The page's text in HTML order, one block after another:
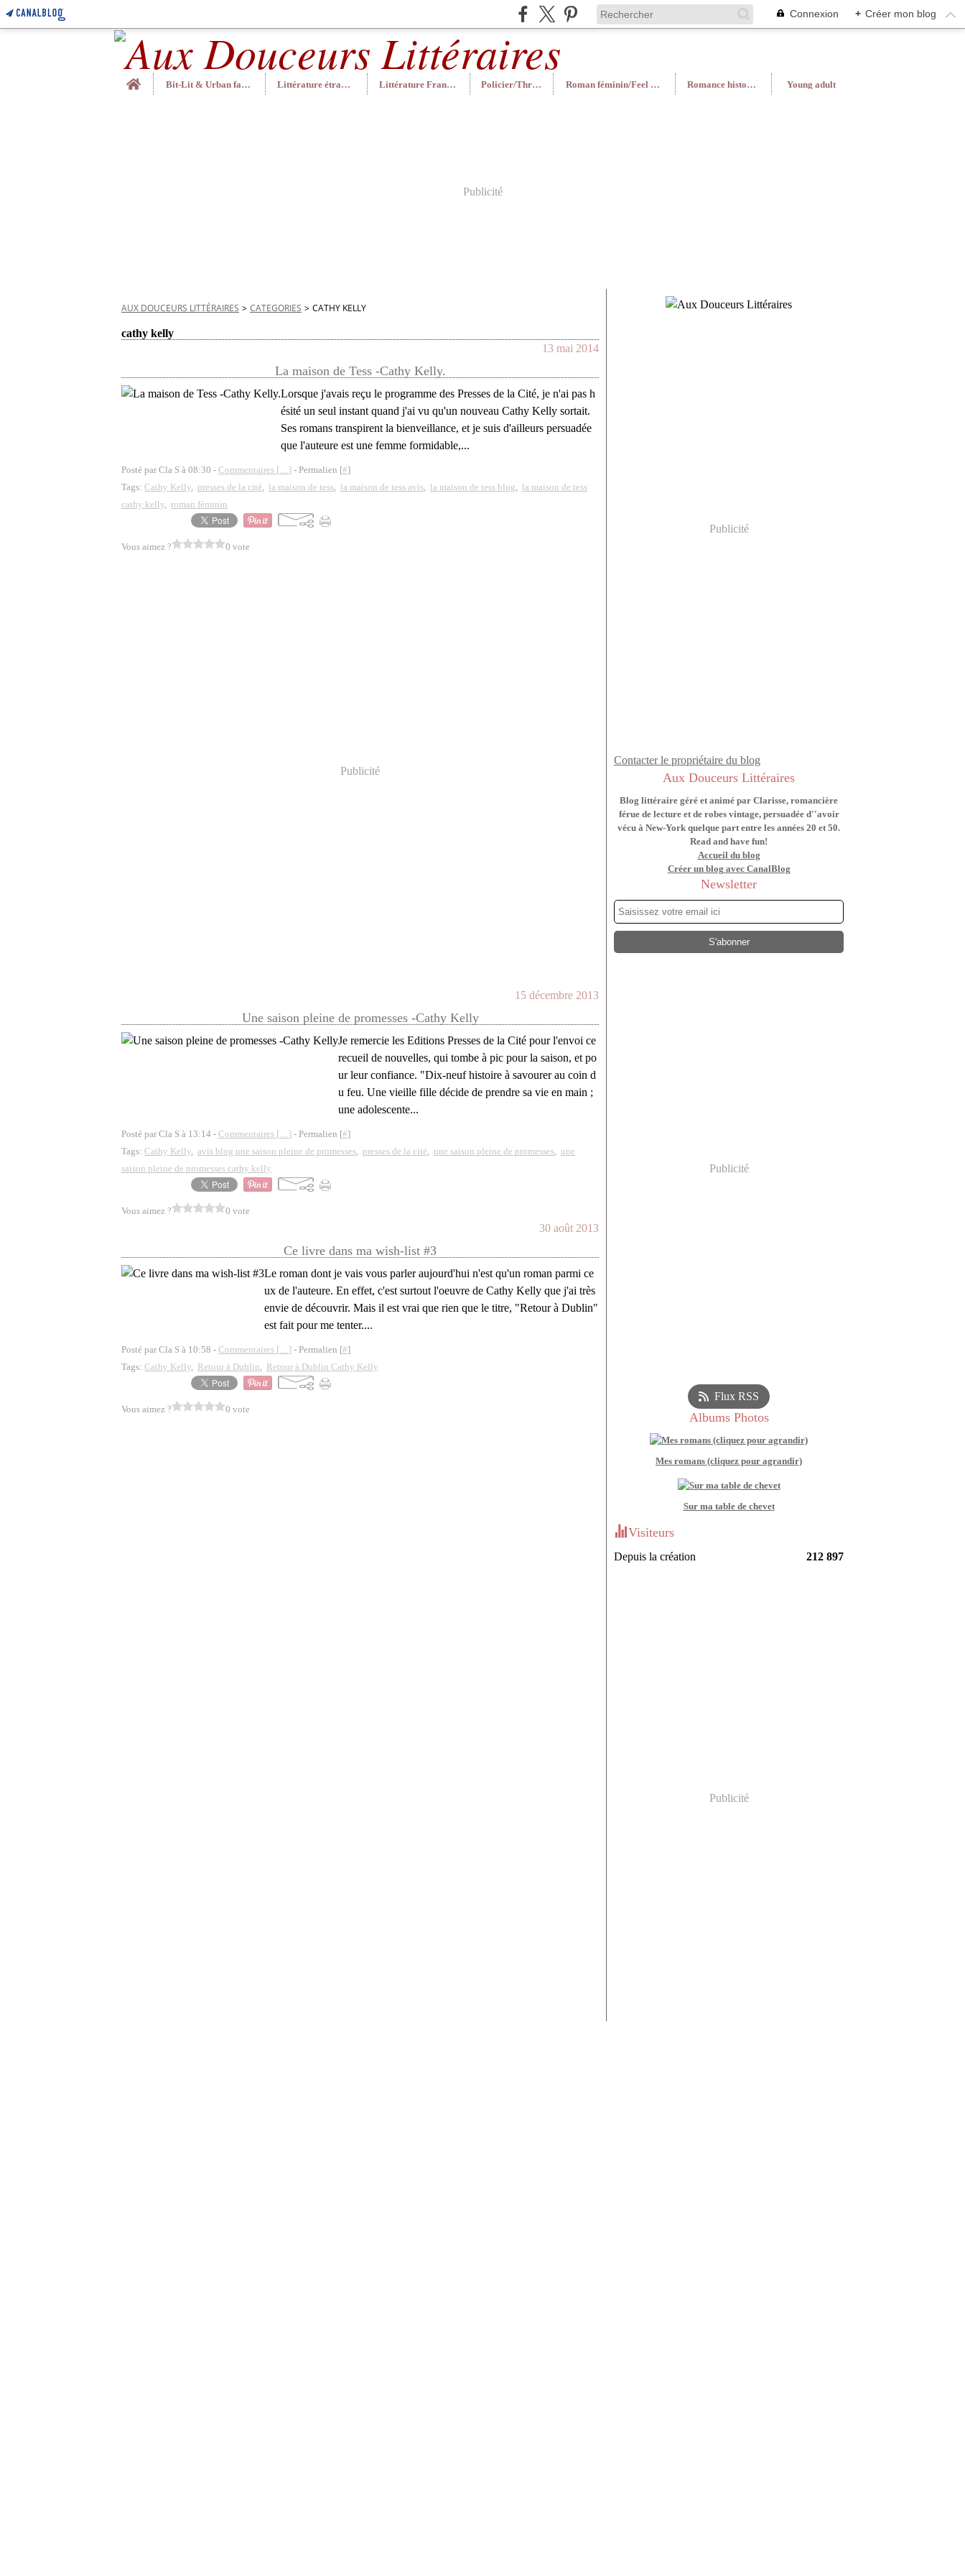
Connexion + Créer mon blog
Home
Bit-Lit & Urban fantasy Littérature étrangère Littérature Française Policier/Thriller Roman féminin/Feel Good Romance historique Young adult
Publicité
AUX DOUCEURS LITTÉRAIRES > CATEGORIES > CATHY KELLY
cathy kelly
13 mai 2014
La maison de Tess -Cathy Kelly.
Lorsque j'avais reçu le programme des Presses de la Cité, je n'ai pas h
ésité un seul instant quand j'ai vu qu'un nouveau Cathy Kelly sortait.
Ses romans transpirent la bienveillance, et je suis d'ailleurs persuadée
que l'auteure est une femme formidable,...
Posté par Cla S à 08:30 - Commentaires […] - Permalien [#]
Tags: Cathy Kelly, presses de la cité, la maison de tess, la maison de tess avis, la maison de tess blog, la maison de tess
cathy kelly, roman féminin
Vous aimez ? 0 vote
Publicité
15 décembre 2013
Une saison pleine de promesses -Cathy Kelly
Je remercie les Editions Presses de la Cité pour l'envoi ce
recueil de nouvelles, qui tombe à pic pour la saison, et po
ur leur confiance. "Dix-neuf histoire à savourer au coin d
u feu. Une vieille fille décide de prendre sa vie en main ;
une adolescente...
Posté par Cla S à 13:14 - Commentaires […] - Permalien [#]
Tags: Cathy Kelly, avis blog une saison pleine de promesses, presses de la cité, une saison pleine de promesses, une
saison pleine de promesses cathy kelly
Vous aimez ? 0 vote
30 août 2013
Ce livre dans ma wish-list #3
Le roman dont je vais vous parler aujourd'hui n'est qu'un roman parmi ce
ux de l'auteure. En effet, c'est surtout l'oeuvre de Cathy Kelly que j'ai très
envie de découvrir. Mais il est vrai que rien que le titre, "Retour à Dublin"
est fait pour me tenter....
Posté par Cla S à 10:58 - Commentaires […] - Permalien [#]
Tags: Cathy Kelly, Retour à Dublin, Retour à Dublin Cathy Kelly
Vous aimez ? 0 vote
Publicité
Contacter le propriétaire du blog
Aux Douceurs Littéraires
Blog littéraire géré et animé par Clarisse, romancière
férue de lecture et de robes vintage, persuadée d''avoir
vécu à New-York quelque part entre les années 20 et 50.
Read and have fun!
Accueil du blog
Créer un blog avec CanalBlog
Newsletter
Publicité
Flux RSS
Albums Photos
Mes romans (cliquez pour agrandir)
Sur ma table de chevet
Visiteurs
Depuis la création 212 897
Publicité